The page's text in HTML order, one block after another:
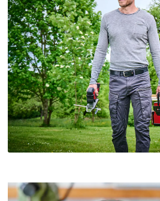
to
setup
the
site
with
their
CMP
to
add
this
content
to
of
technologies